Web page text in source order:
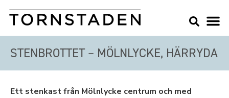
STENBROTTET – MÖLNLYCKE, HÄRRYDA
Ett stenkast från Mölnlycke centrum och med